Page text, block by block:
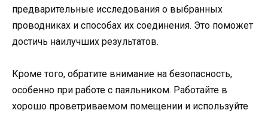
предварительные исследования о выбранных
проводниках и способах их соединения. Это поможет
достичь наилучших результатов.
Кроме того, обратите внимание на безопасность,
особенно при работе с паяльником. Работайте в
хорошо проветриваемом помещении и используйте